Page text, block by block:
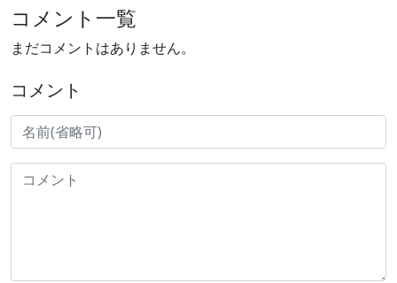
コメント一覧
まだコメントはありません。
コメント